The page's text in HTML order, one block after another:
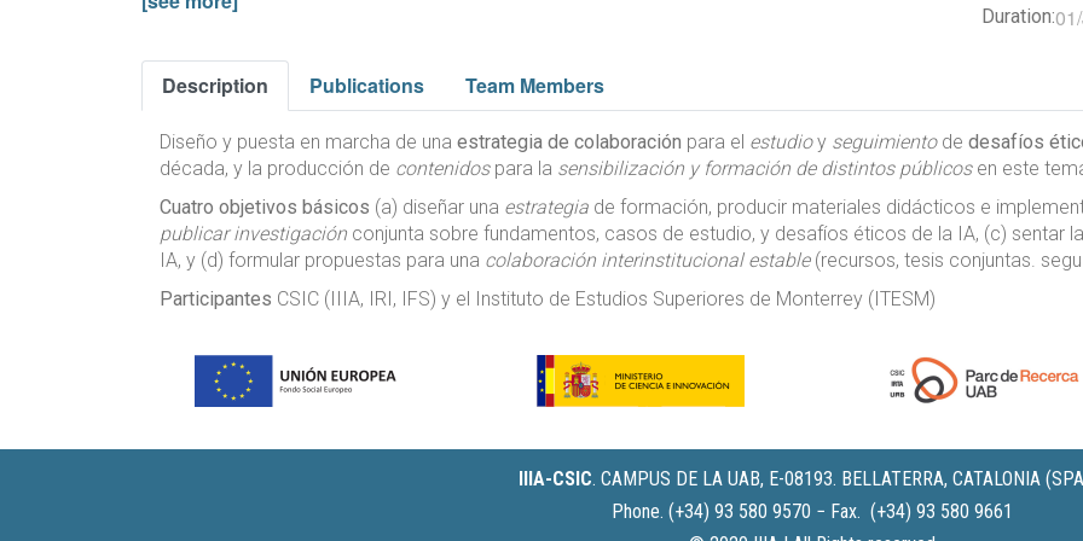
Duration:
Description Publications Team Members
Diseño y puesta en marcha de una estrategia de colaboración para el estudioy seguimiento de desafíos
década, y la producción de contenidos para la sensibilización y formación de distintos públicos en este
Cuatro objetivos básicos (a) diseñar una estrategia de formación, producir materiales didácticos e
publicar investigación conjunta sobre fundamentos, casos de estudio, y desafíos éticos de la IA, (c) sentar
IA, y (d) formular propuestas para una colaboración interinstitucional estable (recursos, tesis conjuntas.
Participantes CSIC (IIIA, IRI, IFS) y el Instituto de Estudios Superiores de Monterrey (ITESM)
IIIA-CSIC. CAMPUS DE LA UAB, E-08193. BELLATERRA, CATALONIA
Phone. (+34) 93 580 9570 − Fax. (+34) 93 580 9661